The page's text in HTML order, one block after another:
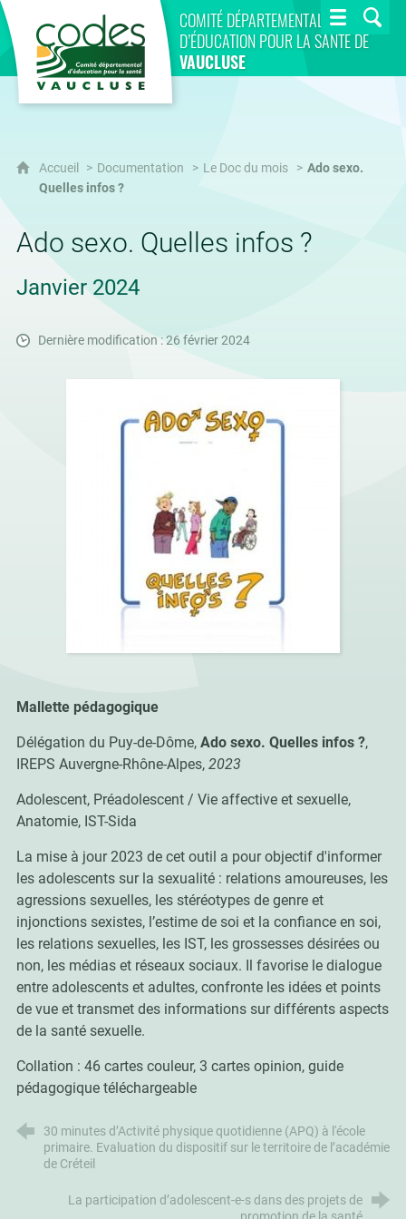
COMITÉ DÉPARTEMENTAL
D’ÉDUCATION POUR LA SANTÉ DE
VAUCLUSE
CoDES 84
Accueil Documentation Le Doc du mois
Ado sexo.
Quelles infos ?
Ado sexo. Quelles infos ?
Janvier 2024
Dernière modification : 26 février 2024
Mallette pédagogique
Délégation du Puy-de-Dôme, Ado sexo. Quelles infos ?,
IREPS Auvergne-Rhône-Alpes, 2023
Adolescent, Préadolescent / Vie affective et sexuelle,
Anatomie, IST-Sida
La mise à jour 2023 de cet outil a pour objectif d'informer
les adolescents sur la sexualité : relations amoureuses, les
agressions sexuelles, les stéréotypes de genre et
injonctions sexistes, l’estime de soi et la confiance en soi,
les relations sexuelles, les IST, les grossesses désirées ou
non, les médias et réseaux sociaux. Il favorise le dialogue
entre adolescents et adultes, confronte les idées et points
de vue et transmet des informations sur différents aspects
de la santé sexuelle.
Collation : 46 cartes couleur, 3 cartes opinion, guide
pédagogique téléchargeable
30 minutes d’Activité physique quotidienne (APQ) à l'école
primaire. Evaluation du dispositif sur le territoire de l’académie
de Créteil
La participation d’adolescent-e-s dans des projets de